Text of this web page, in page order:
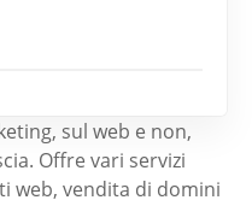
sul web e non,
Offre vari servizi
web, vendita di domini